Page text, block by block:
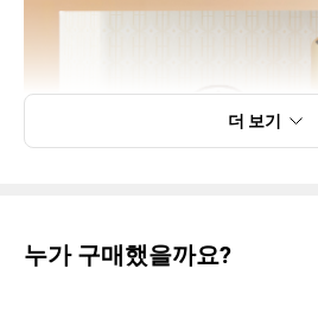
더 보기
누가 구매했을까요?